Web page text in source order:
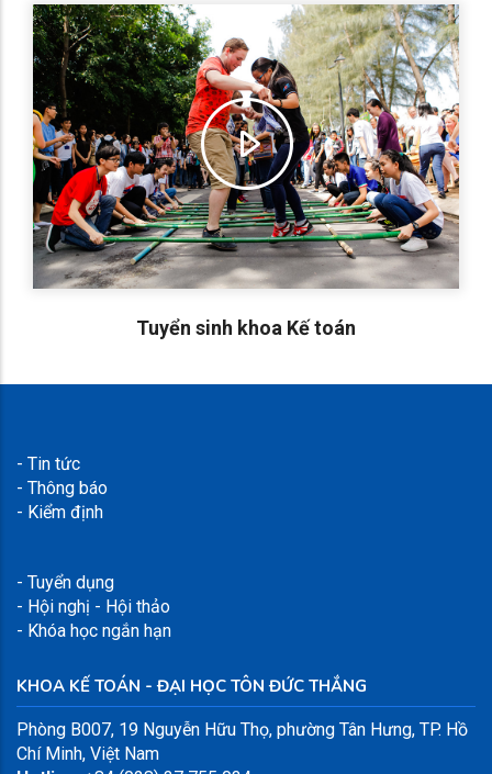
Tuyển sinh khoa Kế toán
- Tin tức
- Thông báo
- Kiểm định
- Tuyển dụng
- Hội nghị - Hội thảo
- Khóa học ngắn hạn
KHOA KẾ TOÁN - ĐẠI HỌC TÔN ĐỨC THẮNG
Phòng B007, 19 Nguyễn Hữu Thọ, phường Tân Hưng, TP. Hồ
Chí Minh, Việt Nam